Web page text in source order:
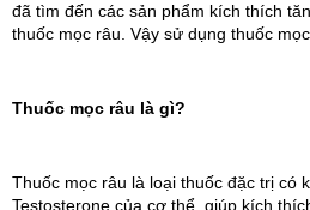
đã tìm đến các sản phẩm kích thích
thuốc mọc râu. Vậy sử dụng thuốc
Thuốc mọc râu là gì?
Thuốc mọc râu là loại thuốc đặc trị có
Testosterone của cơ thể, giúp kích